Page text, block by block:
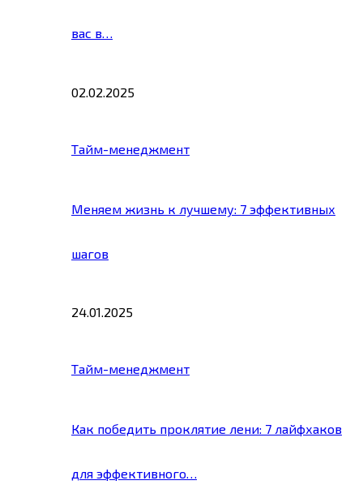
вас в…
02.02.2025
Тайм-менеджмент
Меняем жизнь к лучшему: 7 эффективных
шагов
24.01.2025
Тайм-менеджмент
Как победить проклятие лени: 7 лайфхаков
для эффективного…